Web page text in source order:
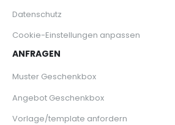
Datenschutz
Cookie-Einstellungen anpassen
ANFRAGEN
Muster Geschenkbox
Angebot Geschenkbox
Vorlage/template anfordern